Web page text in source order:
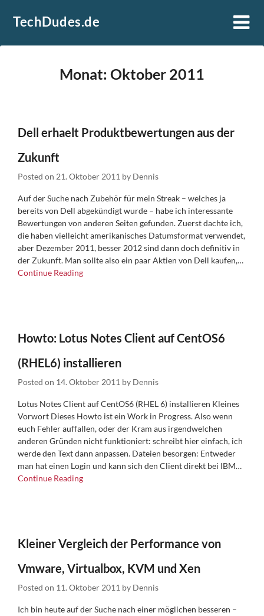
TechDudes.de
Monat: Oktober 2011
Dell erhaelt Produktbewertungen aus der
Zukunft
Posted on 21. Oktober 2011 by Dennis
Auf der Suche nach Zubehör für mein Streak – welches ja
bereits von Dell abgekündigt wurde – habe ich interessante
Bewertungen von anderen Seiten gefunden. Zuerst dachte ich,
die haben vielleicht amerikanisches Datumsformat verwendet,
aber Dezember 2011, besser 2012 sind dann doch definitiv in
der Zukunft. Man sollte also ein paar Aktien von Dell kaufen,…
Continue Reading
Howto: Lotus Notes Client auf CentOS6
(RHEL6) installieren
Posted on 14. Oktober 2011 by Dennis
Lotus Notes Client auf CentOS6 (RHEL 6) installieren Kleines
Vorwort Dieses Howto ist ein Work in Progress. Also wenn
euch Fehler auffallen, oder der Kram aus irgendwelchen
anderen Gründen nicht funktioniert: schreibt hier einfach, ich
werde den Text dann anpassen. Dateien besorgen: Entweder
man hat einen Login und kann sich den Client direkt bei IBM…
Continue Reading
Kleiner Vergleich der Performance von
Vmware, Virtualbox, KVM und Xen
Posted on 11. Oktober 2011 by Dennis
Ich bin heute auf der Suche nach einer möglichen besseren –